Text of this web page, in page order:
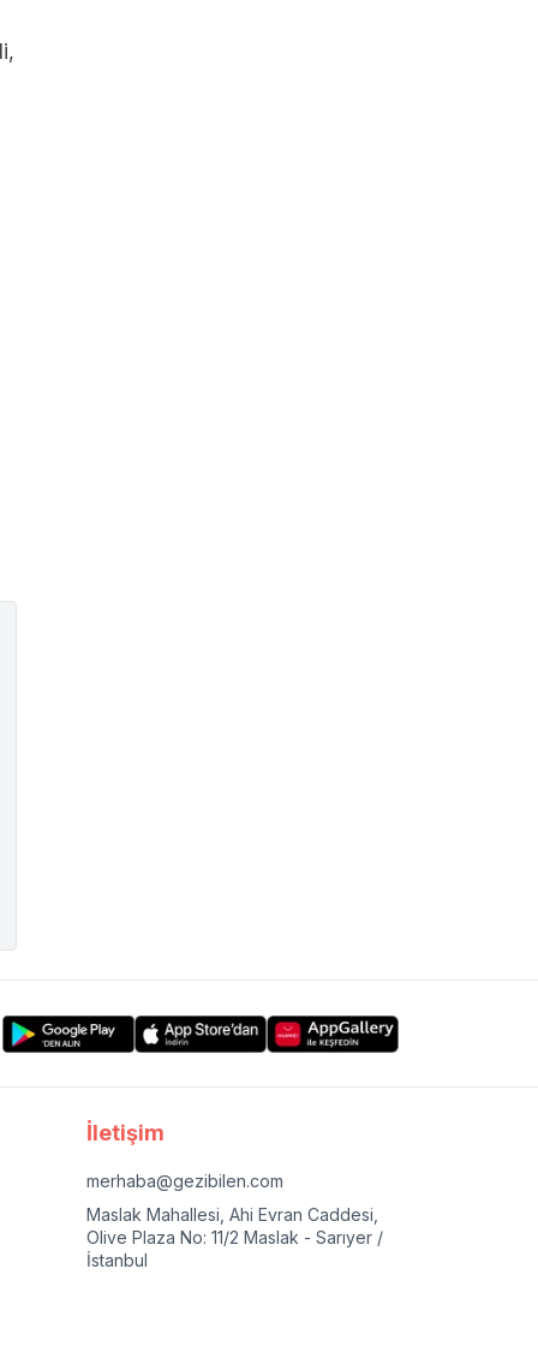
İletişim
merhaba@gezibilen.com
Maslak Mahallesi, Ahi Evran Caddesi,
Olive Plaza No: 11/2 Maslak - Sarıyer /
İstanbul